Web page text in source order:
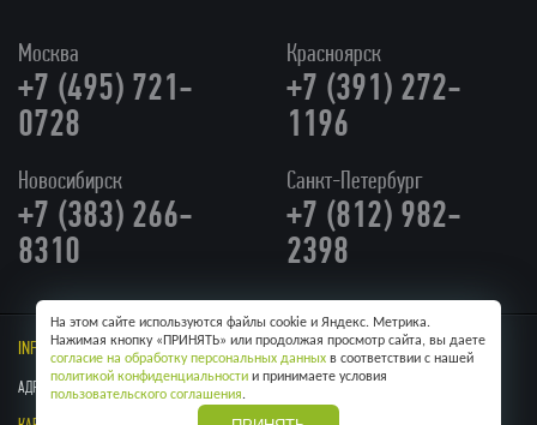
Москва
+7 (495) 721-
0728
Красноярск
+7 (391) 272-
1196
Новосибирск
+7 (383) 266-
8310
Санкт-Петербург
+7 (812) 982-
2398
INFO@RUS-UPACK.RU/ Skype:RUS-UPACK
АДРЕС: Г. МОСКВА, УЛ КУЛАКОВА, 20
На этом сайте используются файлы cookie и Яндекс. Метрика.
Нажимая кнопку «ПРИНЯТЬ» или продолжая просмотр сайта, вы даете
согласие на обработку персональных данных в соответствии с нашей
политикой конфиденциальности и принимаете условия
пользовательского соглашения.